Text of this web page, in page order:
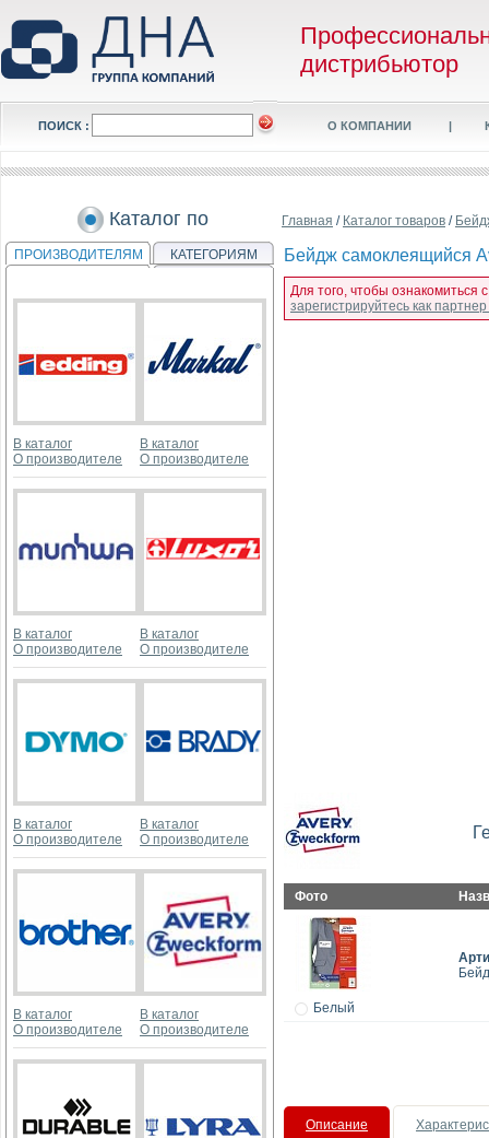
дистрибьютор
ПОИСК : О КОМПАНИИ |
Каталог по
ПРОИЗВОДИТЕЛЯМ КАТЕГОРИЯМ
В каталог
О производителе
В каталог
О производителе
В каталог
О производителе
В каталог
О производителе
В каталог
О производителе
В каталог
О производителе
В каталог
О производителе
В каталог
О производителе
Главная / Каталог товаров /
Бейдж самоклеящийся
Для того, чтобы ознакомиться
зарегистрируйтесь как
Фото
Белый
Описание